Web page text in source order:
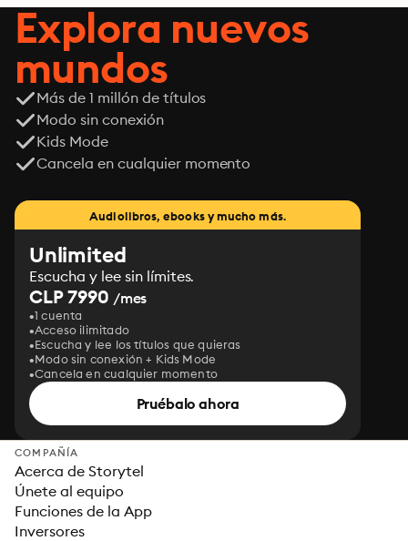
Explora nuevos
mundos
Más de 1 millón de títulos
Modo sin conexión
Kids Mode
Cancela en cualquier momento
Audiolibros, ebooks y mucho más.
Unlimited
Escucha y lee sin límites.
CLP 7990 /mes
1 cuenta
Acceso ilimitado
Escucha y lee los títulos que quieras
Modo sin conexión + Kids Mode
Cancela en cualquier momento
Pruébalo ahora
COMPAÑÍA
Acerca de Storytel
Únete al equipo
Funciones de la App
Inversores